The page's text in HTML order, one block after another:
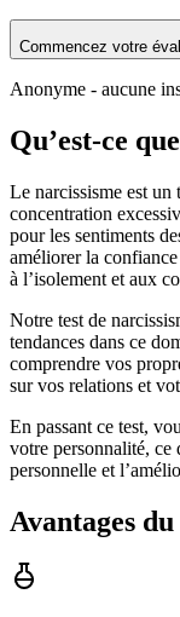
Commencez votre
Anonyme - aucune
Qu’est-ce
Le narcissisme est un
concentration
pour les sentiments
améliorer la
à l’isolement et aux
Notre test de
tendances dans ce
comprendre vos
sur vos relations et
En passant ce test,
votre personnalité, ce
personnelle et
Avantages